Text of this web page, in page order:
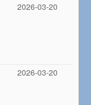
2026-03-20
2026-03-20